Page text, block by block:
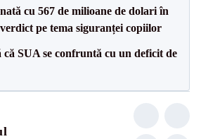
cu 567 de milioane de dolari în
pe tema siguranței copiilor
că SUA se confruntă cu un deficit de